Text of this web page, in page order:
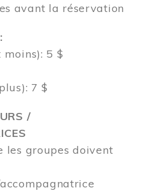
avant la réservation
moins): 5 $
7 $
/
les groupes doivent